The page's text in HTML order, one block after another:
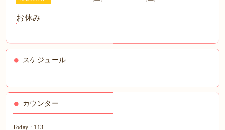
お休み
スケジュール
カウンター
Today : 113